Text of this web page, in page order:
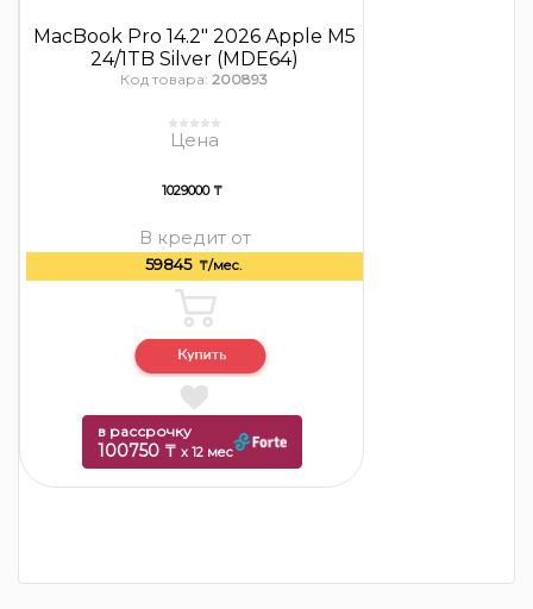
MacBook Pro 14.2″ 2026 Apple M5
24/1TB Silver (MDE64)
Код товара: 200893
Цена
1029000 ₸
В кредит от
59845 ₸/мес.
в рассрочку
100750 ₸ x 12 мес